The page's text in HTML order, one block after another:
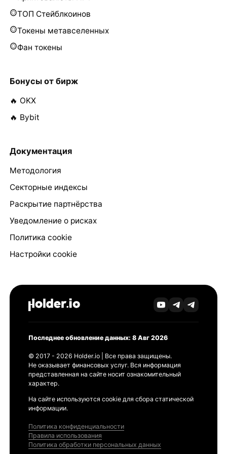
ТОП Стейблкоинов
Токены метавселенных
Фан токены
Бонусы от бирж
🔥 OKX
🔥 Bybit
Документация
Методология
Секторные индексы
Раскрытие партнёрства
Уведомление о рисках
Политика cookie
Настройки cookie
Последнее обновление данных: 8 Авг 2026
© 2017 - 2026 Holder.io | Все права защищены.
Не оказывает финансовых услуг. Вся информация
представленная на сайте носит ознакомительный
характер.
На сайте используются cookie для сбора статической
информации.
Политика конфиденциальности
Правила использования
Политика обработки персональных данных